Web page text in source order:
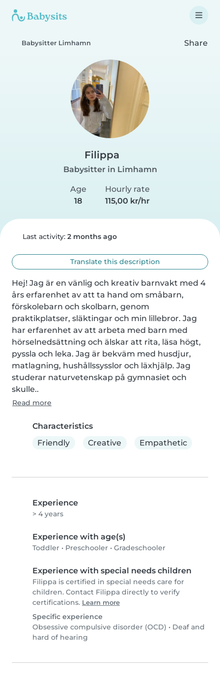
Babysitter Limhamn Share
Filippa
Babysitter in Limhamn
Age
18
Hourly rate
115,00 kr/hr
Last activity: 2 months ago
Translate this description
Hej! Jag är en vänlig och kreativ barnvakt med 4
års erfarenhet av att ta hand om småbarn,
förskolebarn och skolbarn, genom
praktikplatser, släktingar och min lillebror. Jag
har erfarenhet av att arbeta med barn med
hörselnedsättning och älskar att rita, läsa högt,
pyssla och leka. Jag är bekväm med husdjur,
matlagning, hushållssysslor och läxhjälp. Jag
studerar naturvetenskap på gymnasiet och
skulle..
Read more
Characteristics
Friendly
Creative Empathetic
Experience
> 4 years
Experience with age(s)
Toddler • Preschooler • Gradeschooler
Experience with special needs children
Filippa is certified in special needs care for
children. Contact Filippa directly to verify
certifications. Learn more
Specific experience
Obsessive compulsive disorder (OCD) • Deaf and
hard of hearing